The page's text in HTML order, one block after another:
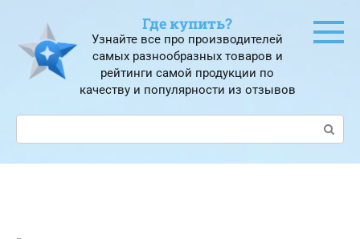
контенту
Где купить?
Узнайте все про производителей
самых разнообразных товаров и
рейтинги самой продукции по
качеству и популярности из отзывов
Поиск: